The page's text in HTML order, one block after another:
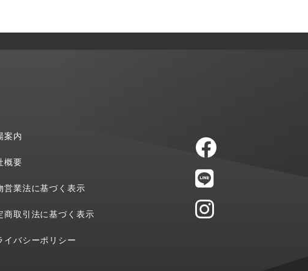
案内
概要
営業法に基づく表示
商取引法に基づく表示
イバシーポリシー